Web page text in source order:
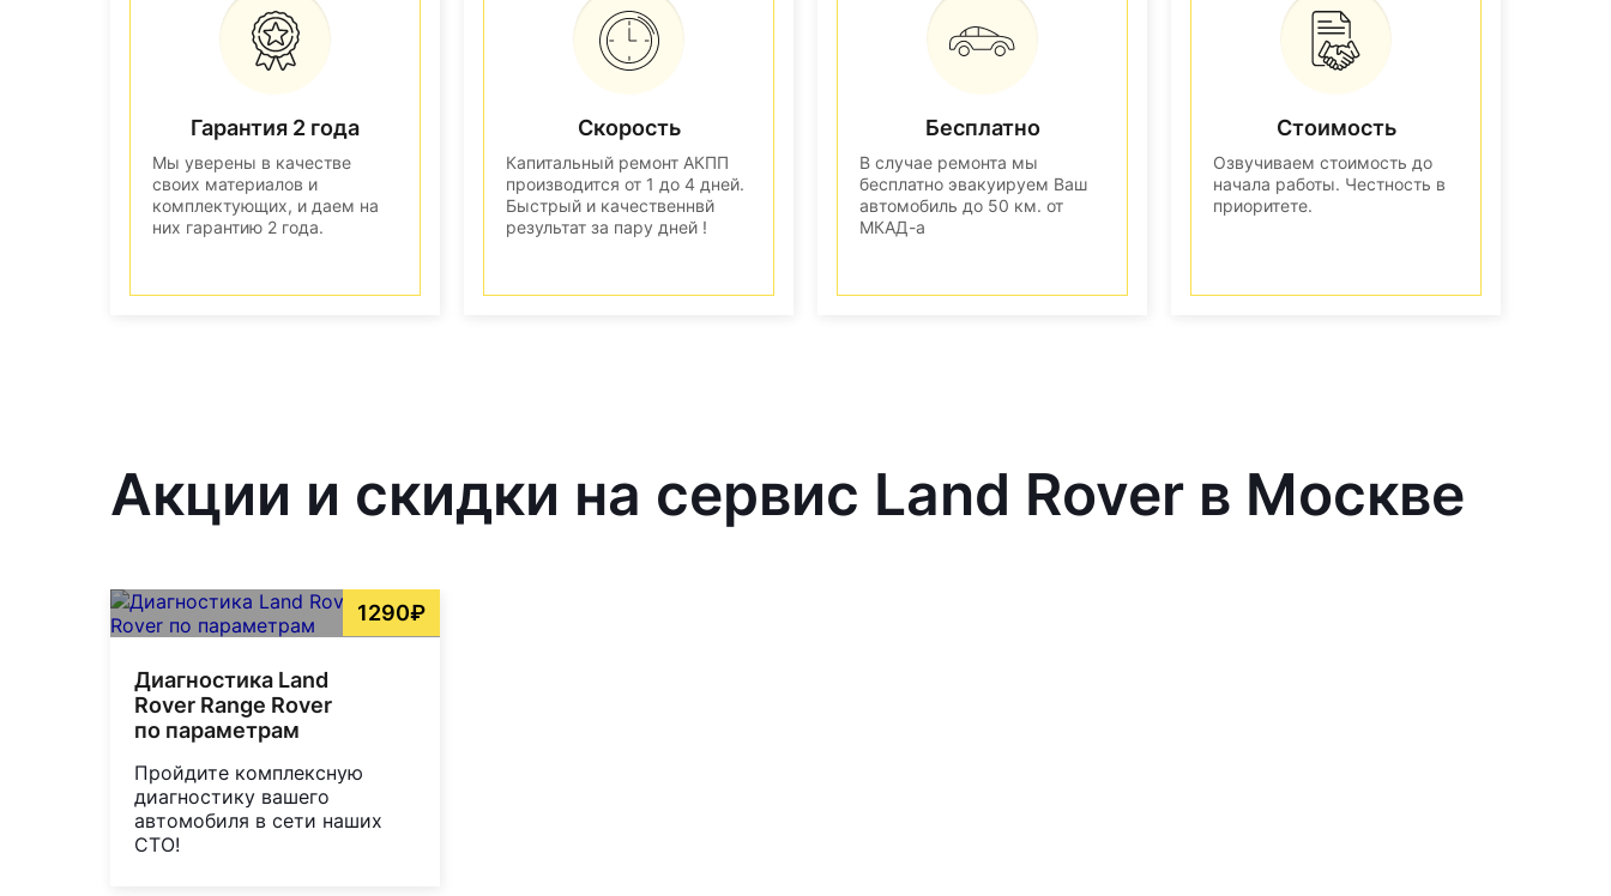
Гарантия 2 года
Мы уверены в качестве
своих материалов и
комплектующих, и даем на
них гарантию 2 года.
Скорость
Капитальный ремонт АКПП
производится от 1 до 4 дней.
Быстрый и качественнвй
результат за пару дней !
Бесплатно
В случае ремонта мы
бесплатно эвакуируем Ваш
автомобиль до 50 км. от
МКАД-а
Стоимость
Озвучиваем стоимость до
начала работы. Честность в
приоритете.
Акции и скидки на сервис Land Rover в Москве
1290₽
Диагностика Land
Rover Range Rover
по параметрам
Пройдите комплексную
диагностику вашего
автомобиля в сети наших
СТО!